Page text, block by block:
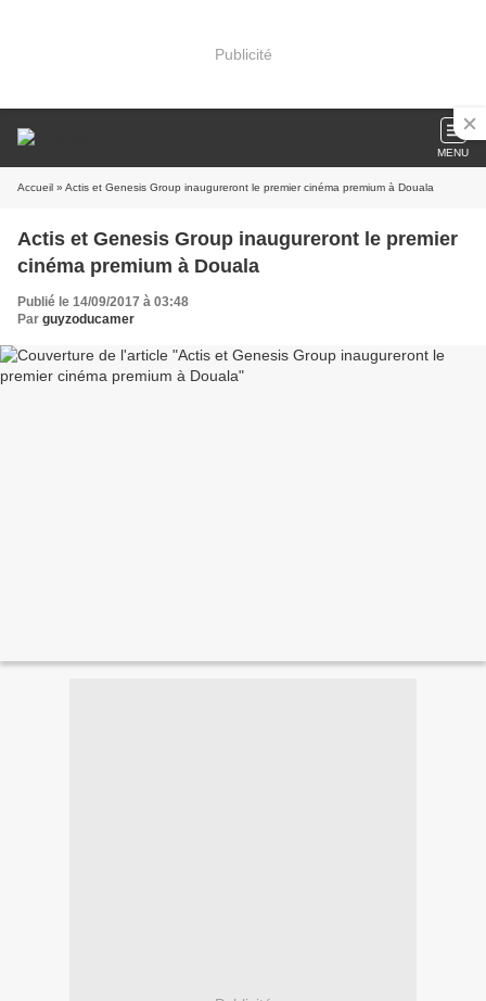
Publicité
MENU
Accueil » Actis et Genesis Group inaugureront le premier cinéma premium à Douala
Actis et Genesis Group inaugureront le premier
cinéma premium à Douala
Publié le 14/09/2017 à 03:48
Par guyzoducamer